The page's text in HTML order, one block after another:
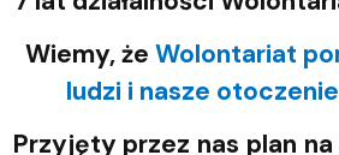
Wiemy, że Wolontariat
ludzi i nasze
Przyjęty przez nas plan